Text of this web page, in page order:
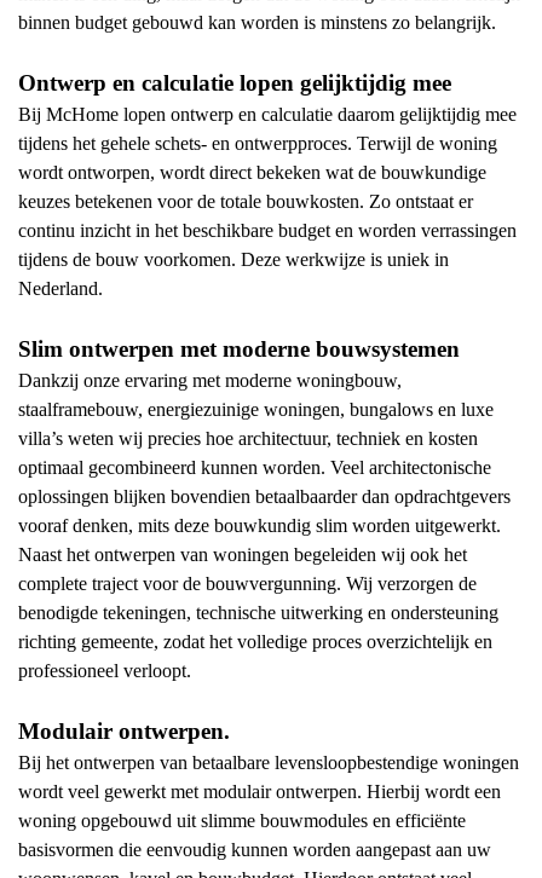
binnen budget gebouwd kan worden is minstens zo belangrijk.
Ontwerp en calculatie lopen gelijktijdig mee
Bij McHome lopen ontwerp en calculatie daarom gelijktijdig mee
tijdens het gehele schets- en ontwerpproces. Terwijl de woning
wordt ontworpen, wordt direct bekeken wat de bouwkundige
keuzes betekenen voor de totale bouwkosten. Zo ontstaat er
continu inzicht in het beschikbare budget en worden verrassingen
tijdens de bouw voorkomen. Deze werkwijze is uniek in
Nederland.
Slim ontwerpen met moderne bouwsystemen
Dankzij onze ervaring met moderne woningbouw,
staalframebouw, energiezuinige woningen, bungalows en luxe
villa’s weten wij precies hoe architectuur, techniek en kosten
optimaal gecombineerd kunnen worden. Veel architectonische
oplossingen blijken bovendien betaalbaarder dan opdrachtgevers
vooraf denken, mits deze bouwkundig slim worden uitgewerkt.
Naast het ontwerpen van woningen begeleiden wij ook het
complete traject voor de bouwvergunning. Wij verzorgen de
benodigde tekeningen, technische uitwerking en ondersteuning
richting gemeente, zodat het volledige proces overzichtelijk en
professioneel verloopt.
Modulair ontwerpen.
Bij het ontwerpen van betaalbare levensloopbestendige woningen
wordt veel gewerkt met modulair ontwerpen. Hierbij wordt een
woning opgebouwd uit slimme bouwmodules en efficiënte
basisvormen die eenvoudig kunnen worden aangepast aan uw